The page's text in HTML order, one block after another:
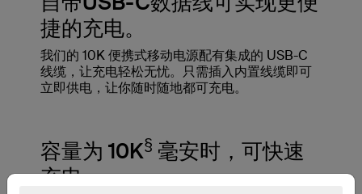
捷的充电。
我们的 10K 便携式移动电源配有集成的 USB-C
线缆，让充电轻松无忧。只需插入内置线缆即可
立即供电，让你随时随地都可充电。
容量为 10K§ 毫安时，可快速
充电。